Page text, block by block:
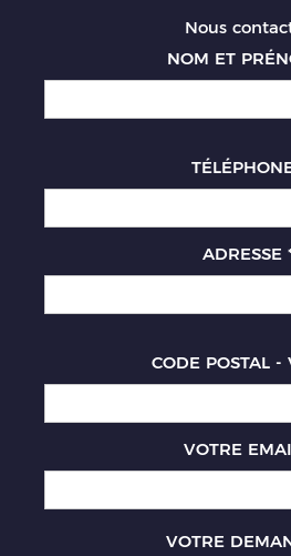
Nous
NOM ET
ADRESSE
CODE POSTAL -
VOTRE
VOTRE